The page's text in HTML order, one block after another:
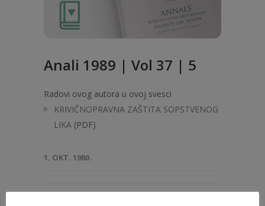
Anali 1989 | Vol 37 | 5
Radovi ovog autora u ovoj svesci
KRIVIČNOPRAVNA ZAŠTITA SOPSTVENOG
LIKA (PDF)
1. OKT. 1980.